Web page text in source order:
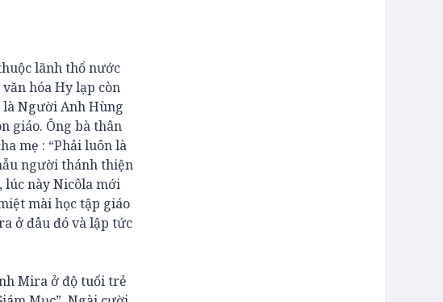
lãnh thổ nước
hóa Hy lạp còn
Người Anh Hùng
giáo. Ông bà thân
mẹ : “Phải luôn là
người thánh thiện
lúc này Nicôla mới
mài học tập giáo
ở đâu đó và lập tức
Mira ở độ tuổi trẻ